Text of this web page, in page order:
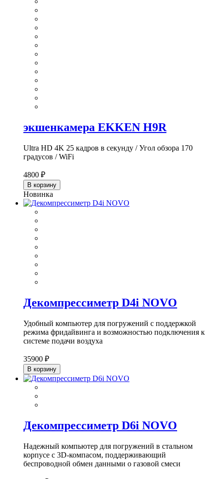
экшенкамера EKKEN H9R
Ultra HD 4K 25 кадров в секунду / Угол обзора 170
градусов / WiFi
4800 ₽
В корзину
Новинка
Декомпрессиметр D4i NOVO
Удобный компьютер для погружений с поддержкой
режима фридайвинга и возможностью подключения к
системе подачи воздуха
35900 ₽
В корзину
Декомпрессиметр D6i NOVO
Надежный компьютер для погружений в стальном
корпусе с 3D-компасом, поддерживающий
беспроводной обмен данными о газовой смеси